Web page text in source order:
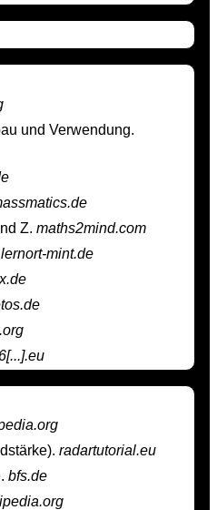
und Verwendung.
Z. maths2mind.com
lernort-mint.de
radartutorial.eu
bfs.de